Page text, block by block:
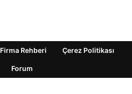
Firma Rehberi Çerez Politikası
Forum